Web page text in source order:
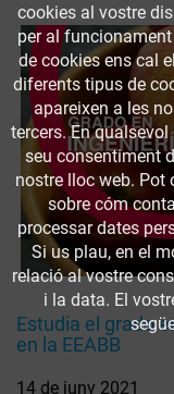
Estudia el grado
en la EEABB
14 de juny 2021
cookies al vostre
per al
de cookies ens cal
diferents tipus de
apareixen a les
tercers. En
seu consentiment
nostre lloc web. Pot
sobre cóm
processar dates
Si us plau, en el
relació al vostre
i la data. El